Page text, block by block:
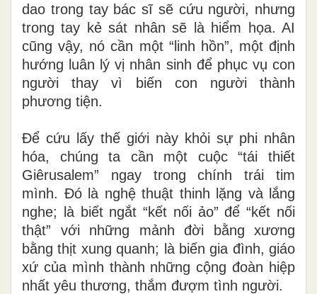
dao trong tay bác sĩ sẽ cứu người, nhưng
trong tay kẻ sát nhân sẽ là hiểm họa. AI
cũng vậy, nó cần một “linh hồn”, một định
hướng luân lý vị nhân sinh để phục vụ con
người thay vì biến con người thành
phương tiện.
Để cứu lấy thế giới này khỏi sự phi nhân
hóa, chúng ta cần một cuộc “tái thiết
Giêrusalem” ngay trong chính trái tim
mình. Đó là nghệ thuật thinh lặng và lắng
nghe; là biết ngắt “kết nối ảo” để “kết nối
thật” với những mảnh đời bằng xương
bằng thịt xung quanh; là biến gia đình, giáo
xứ của mình thành những cộng đoàn hiệp
nhất yêu thương, thắm đượm tình người.